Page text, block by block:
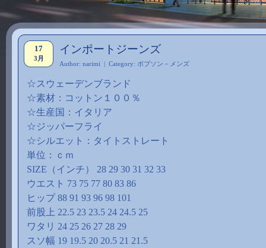
17
3月
インポートジーンズ
Author: narimi | Category: ボブソン－メンズ
☆スウェーデンブランド
☆素材：コットン１００％
☆生産国：イタリア
☆ジッパーフライ
☆シルエット：タイトストレート
単位：ｃｍ
SIZE（インチ） 28 29 30 31 32 33
ウエスト 73 75 77 80 83 86
ヒップ 88 91 93 96 98 101
前股上 22.5 23 23.5 24 24.5 25
ワタリ 24 25 26 27 28 29
スソ幅 19 19.5 20 20.5 21 21.5